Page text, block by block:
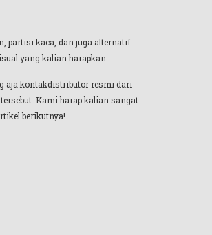
partisi kaca, dan juga alternatif
yang kalian harapkan.
aja kontakdistributor resmi dari
Kami harap kalian sangat
berikutnya!